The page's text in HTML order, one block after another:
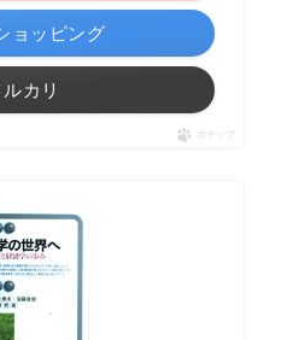
ョッピング
ルカリ
ポチップ